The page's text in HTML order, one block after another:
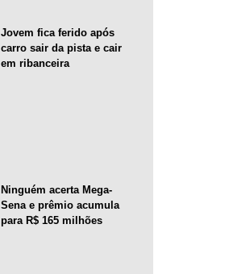
Jovem fica ferido após
carro sair da pista e cair
em ribanceira
Ninguém acerta Mega-
Sena e prêmio acumula
para R$ 165 milhões